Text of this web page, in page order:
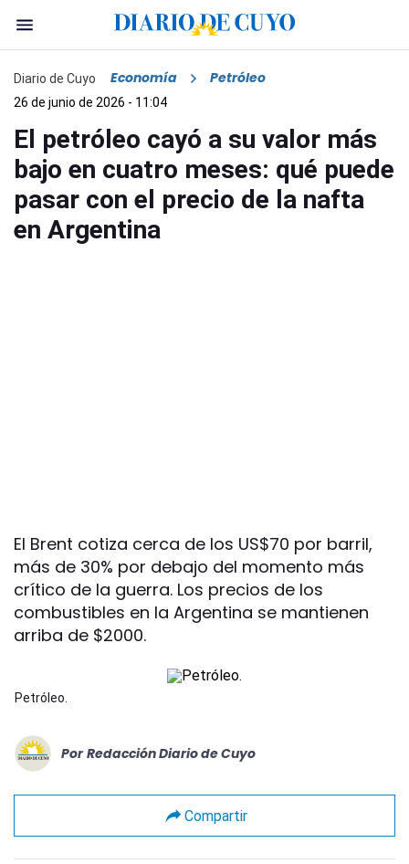
Diario de Cuyo Economía Petróleo
26 de junio de 2026 - 11:04
El petróleo cayó a su valor más
bajo en cuatro meses: qué puede
pasar con el precio de la nafta
en Argentina
El Brent cotiza cerca de los US$70 por barril,
más de 30% por debajo del momento más
crítico de la guerra. Los precios de los
combustibles en la Argentina se mantienen
arriba de $2000.
Petróleo.
Por Redacción Diario de Cuyo
Compartir